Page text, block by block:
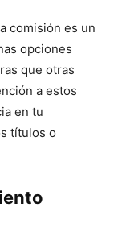
comisión es un
opciones
que otras
a estos
en tu
títulos o